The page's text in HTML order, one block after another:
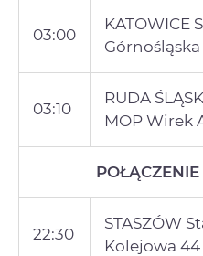
03:00
KATOWICE
03:10
RUDA
MOP Wirek
22:30
STASZÓW
Kolejowa 44